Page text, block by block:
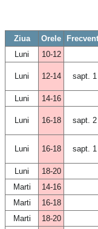
Ziua Orele
Luni
10-12
Luni 12-14 sapt. 1
Luni
14-16
Luni 16-18 sapt. 2
Luni 16-18 sapt. 1
Luni 18-20
Marti
14-16
Marti
16-18
Marti
18-20